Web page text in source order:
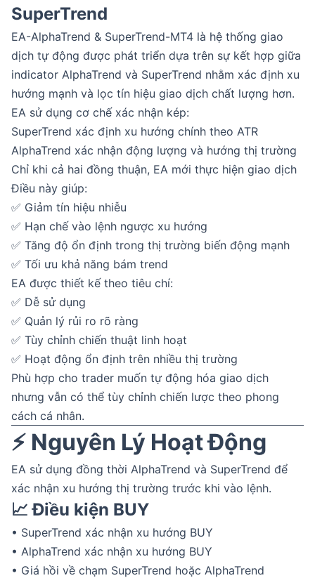
SuperTrend
EA-AlphaTrend & SuperTrend-MT4 là hệ thống giao
dịch tự động được phát triển dựa trên sự kết hợp giữa
indicator AlphaTrend và SuperTrend nhằm xác định xu
hướng mạnh và lọc tín hiệu giao dịch chất lượng hơn.
EA sử dụng cơ chế xác nhận kép:
SuperTrend xác định xu hướng chính theo ATR
AlphaTrend xác nhận động lượng và hướng thị trường
Chỉ khi cả hai đồng thuận, EA mới thực hiện giao dịch
Điều này giúp:
✅ Giảm tín hiệu nhiễu
✅ Hạn chế vào lệnh ngược xu hướng
✅ Tăng độ ổn định trong thị trường biến động mạnh
✅ Tối ưu khả năng bám trend
EA được thiết kế theo tiêu chí:
✅ Dễ sử dụng
✅ Quản lý rủi ro rõ ràng
✅ Tùy chỉnh chiến thuật linh hoạt
✅ Hoạt động ổn định trên nhiều thị trường
Phù hợp cho trader muốn tự động hóa giao dịch
nhưng vẫn có thể tùy chỉnh chiến lược theo phong
cách cá nhân.
⚡ Nguyên Lý Hoạt Động
EA sử dụng đồng thời AlphaTrend và SuperTrend để
xác nhận xu hướng thị trường trước khi vào lệnh.
📈 Điều kiện BUY
• SuperTrend xác nhận xu hướng BUY
• AlphaTrend xác nhận xu hướng BUY
• Giá hồi về chạm SuperTrend hoặc AlphaTrend